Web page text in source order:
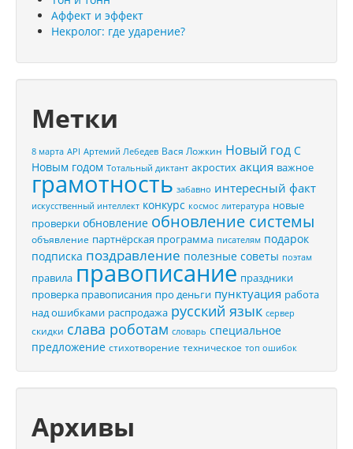
Аффект и эффект
Некролог: где ударение?
Метки
8 марта API Артемий Лебедев Вася Ложкин Новый год С
Новым годом Тотальный диктант акростих акция важное
грамотность забавно интересный факт
искусственный интеллект конкурс космос литература новые
проверки обновление обновление системы
объявление партнёрская программа писателям подарок
подписка поздравление полезные советы поэтам
правила правописание праздники
проверка правописания про деньги пунктуация работа
над ошибками распродажа русский язык сервер
скидки слава роботам словарь специальное
предложение стихотворение техническое топ ошибок
Архивы